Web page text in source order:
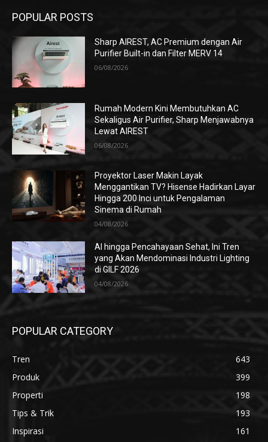
POPULAR POSTS
Sharp AIREST, AC Premium dengan Air
Purifier Built-in dan Filter MERV 14
06/08/2026
Rumah Modern Kini Membutuhkan AC
Sekaligus Air Purifier, Sharp Menjawabnya
Lewat AIREST
06/08/2026
Proyektor Laser Makin Layak
Menggantikan TV? Hisense Hadirkan Layar
Hingga 200 Inci untuk Pengalaman
Sinema di Rumah
04/08/2026
AI hingga Pencahayaan Sehat, Ini Tren
yang Akan Mendominasi Industri Lighting
di GILF 2026
04/08/2026
POPULAR CATEGORY
Tren
643
Produk
399
Properti
198
Tips & Trik
193
Inspirasi
161